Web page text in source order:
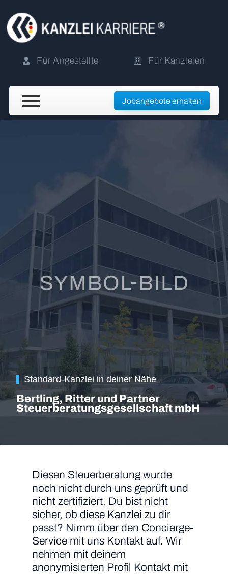
Für Angestellte Für Kanzleien
Jobangebote erhalten
Standard-Kanzlei in deiner Nähe
Bertling, Ritter und Partner
Steuerberatungsgesellschaft mbH
Diesen Steuerberatung wurde
noch nicht durch uns geprüft und
nicht zertifiziert. Du bist nicht
sicher, ob diese Kanzlei zu dir
passt? Nimm über den Concierge-
Service mit uns Kontakt auf. Wir
nehmen mit deinem
anonymisierten Profil Kontakt mit